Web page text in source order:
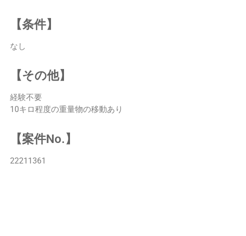
【条件】
なし
【その他】
経験不要
10キロ程度の重量物の移動あり
【案件No.】
22211361